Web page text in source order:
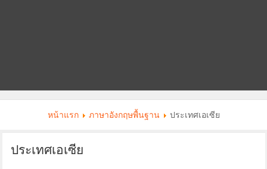
หน้าแรก ภาษาอังกฤษพื้นฐาน ประเทศเอเซีย
ประเทศเอเซีย